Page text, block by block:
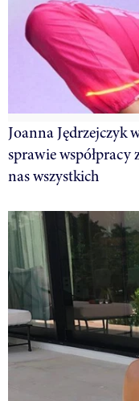
Joanna Jędrzejczyk
sprawie współpracy
nas wszystkich